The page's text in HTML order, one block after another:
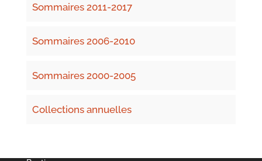
Sommaires 2011-2017
Sommaires 2006-2010
Sommaires 2000-2005
Collections annuelles